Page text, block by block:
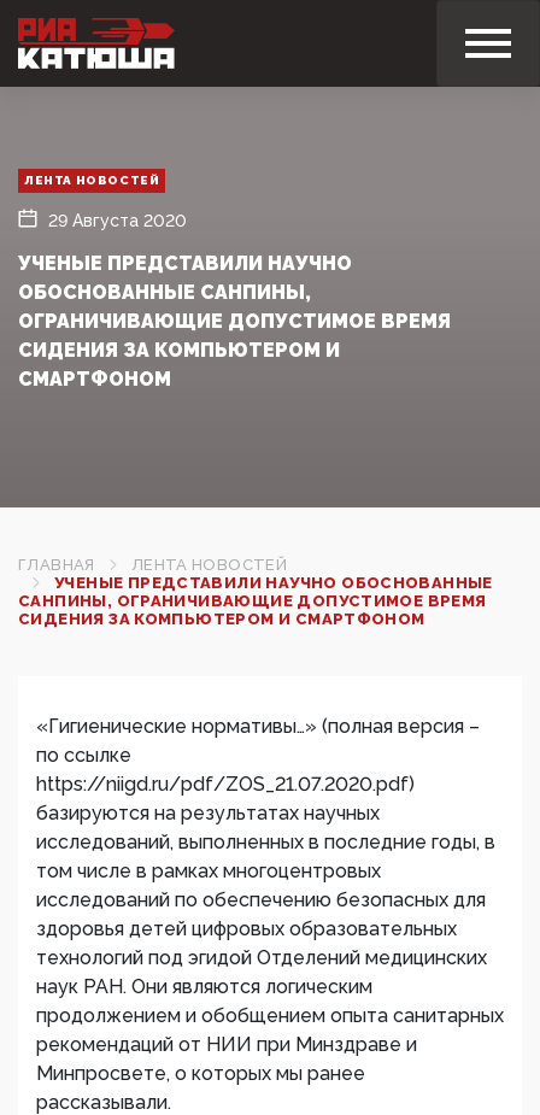
ЛЕНТА НОВОСТЕЙ
29 Августа 2020
УЧЕНЫЕ ПРЕДСТАВИЛИ НАУЧНО
ОБОСНОВАННЫЕ САНПИНЫ,
ОГРАНИЧИВАЮЩИЕ ДОПУСТИМОЕ ВРЕМЯ
СИДЕНИЯ ЗА КОМПЬЮТЕРОМ И
СМАРТФОНОМ
ГЛАВНАЯ
ЛЕНТА НОВОСТЕЙ
УЧЕНЫЕ ПРЕДСТАВИЛИ НАУЧНО ОБОСНОВАННЫЕ
САНПИНЫ, ОГРАНИЧИВАЮЩИЕ ДОПУСТИМОЕ ВРЕМЯ
СИДЕНИЯ ЗА КОМПЬЮТЕРОМ И СМАРТФОНОМ
«Гигиенические нормативы…» (полная версия –
по ссылке
https://niigd.ru/pdf/ZOS_21.07.2020.pdf)
базируются на результатах научных
исследований, выполненных в последние годы, в
том числе в рамках многоцентровых
исследований по обеспечению безопасных для
здоровья детей цифровых образовательных
технологий под эгидой Отделений медицинских
наук РАН. Они являются логическим
продолжением и обобщением опыта санитарных
рекомендаций от НИИ при Минздраве и
Минпросвете, о которых мы ранее
рассказывали.